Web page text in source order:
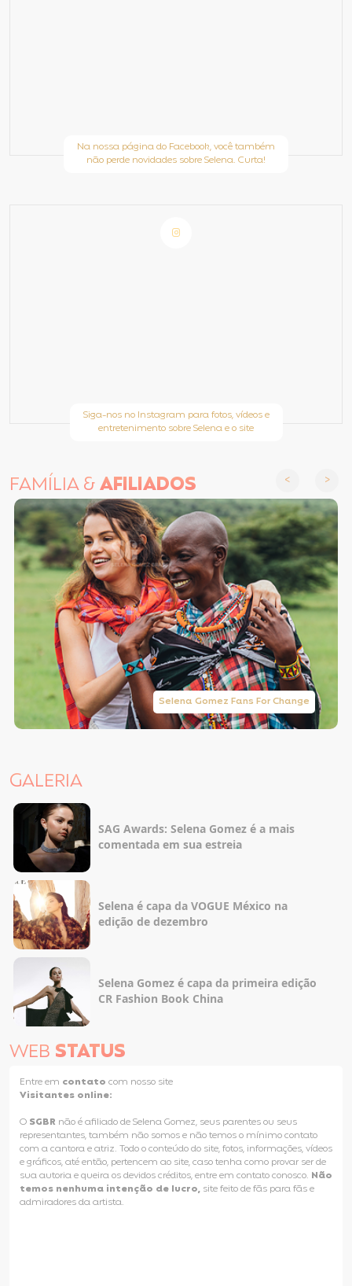
Na nossa página do Facebook, você também
não perde novidades sobre Selena. Curta!
Siga-nos no Instagram para fotos, vídeos e
entretenimento sobre Selena e o site
FAMÍLIA &AFILIADOS
Selena Gomez Fans For Change
GALERIA
SAG Awards: Selena Gomez é a mais
comentada em sua estreia
Selena é capa da VOGUE México na
edição de dezembro
Selena Gomez é capa da primeira edição
CR Fashion Book China
WEB STATUS
Entre em contato com nosso site
Visitantes online:
O SGBR não é afiliado de Selena Gomez, seus parentes ou seus
representantes, também não somos e não temos o mínimo contato
com a cantora e atriz. Todo o conteúdo do site, fotos, informações, vídeos
e gráficos, até então, pertencem ao site, caso tenha como provar ser de
sua autoria e queira os devidos créditos, entre em contato conosco. Não
temos nenhuma intenção de lucro, site feito de fãs para fãs e
admiradores da artista.